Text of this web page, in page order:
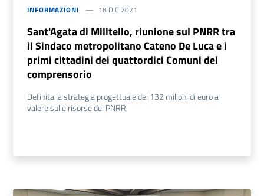
INFORMAZIONI 18 DIC 2021
Sant'Agata di Militello, riunione sul PNRR tra
il Sindaco metropolitano Cateno De Luca e i
primi cittadini dei quattordici Comuni del
comprensorio
Definita la strategia progettuale dei 132 milioni di euro a
valere sulle risorse del PNRR